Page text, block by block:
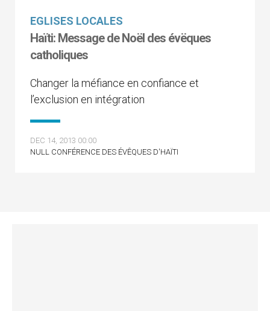
EGLISES LOCALES
Haïti: Message de Noël des évëques
catholiques
Changer la méfiance en confiance et
l’exclusion en intégration
DEC 14, 2013 00:00
NULL CONFÉRENCE DES ÉVÊQUES D'HAÏTI